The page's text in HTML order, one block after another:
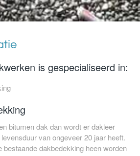
is gespecialiseerd in:
bitumen dak dan wordt er dakleer
van ongeveer 20 jaar heeft.
bestaande dakbedekking heen worden